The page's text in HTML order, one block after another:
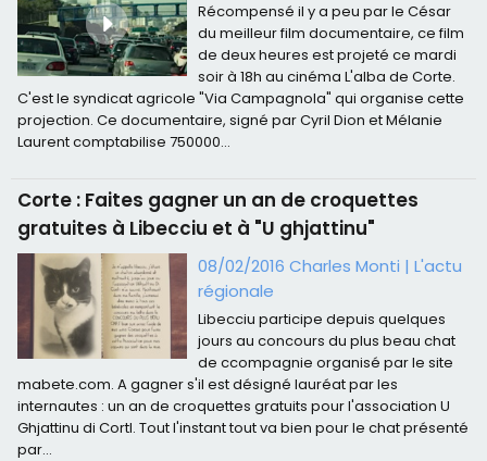
Récompensé il y a peu par le César
du meilleur film documentaire, ce film
de deux heures est projeté ce mardi
soir à 18h au cinéma L'alba de Corte.
C'est le syndicat agricole "Via Campagnola" qui organise cette
projection. Ce documentaire, signé par Cyril Dion et Mélanie
Laurent comptabilise 750000...
Corte : Faites gagner un an de croquettes
gratuites à Libecciu et à "U ghjattinu"
08/02/2016Charles Monti |L'actu
régionale
Libecciu participe depuis quelques
jours au concours du plus beau chat
de ccompagnie organisé par le site
mabete.com. A gagner s'il est désigné lauréat par les
internautes : un an de croquettes gratuits pour l'association U
Ghjattinu di CortI. Tout l'instant tout va bien pour le chat présenté
par...